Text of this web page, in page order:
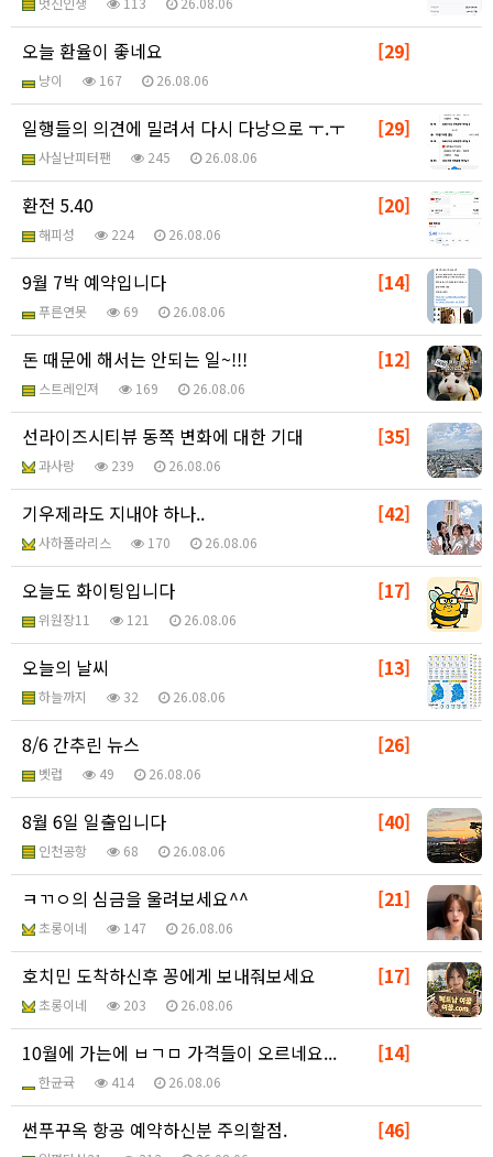
[29]
오늘 환율이 좋네요
냥이 167 26.08.06
[29]
일행들의 의견에 밀려서 다시 다낭으로 ㅜ.ㅜ
사실난피터팬 245 26.08.06
[20]
환전 5.40
해피성 224 26.08.06
[14]
9월 7박 예약입니다
푸른연못 69 26.08.06
[12]
돈 때문에 해서는 안되는 일~!!!
스트레인져 169 26.08.06
[35]
선라이즈시티뷰 동쪽 변화에 대한 기대
과사랑 239 26.08.06
[42]
기우제라도 지내야 하나..
사하폴라리스 170 26.08.06
[17]
오늘도 화이팅입니다
위원장11 121 26.08.06
[13]
오늘의 날씨
하늘까지 32 26.08.06
[26]
8/6 간추린 뉴스
벳럽 49 26.08.06
[40]
8월 6일 일출입니다
인천공항 68 26.08.06
[21]
ㅋㄲㅇ의 심금을 울려보세요^^
초롱이네 147 26.08.06
[17]
호치민 도착하신후 꽁에게 보내줘보세요
초롱이네 203 26.08.06
[14]
10월에 가는에 ㅂㄱㅁ 가격들이 오르네요...
한균귝 414 26.08.06
[46]
썬푸꾸옥 항공 예약하신분 주의할점.